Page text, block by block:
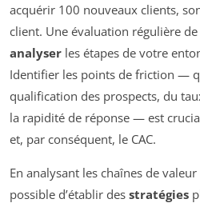
acquérir 100 nouveaux clients,
client. Une évaluation régulière
analyser les étapes de votre
Identifier les points de friction —
qualification des prospects, du
la rapidité de réponse — est
et, par conséquent, le CAC.
En analysant les chaînes de
possible d’établir des stratégies